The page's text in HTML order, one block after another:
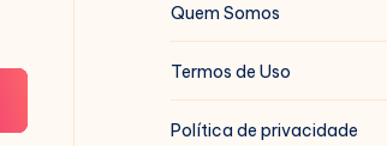
Quem Somos
Termos de Uso
Política de privacidade